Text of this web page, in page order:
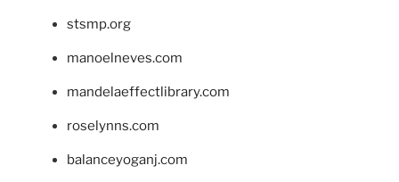
stsmp.org
manoelneves.com
mandelaeffectlibrary.com
roselynns.com
balanceyoganj.com